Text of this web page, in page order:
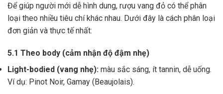
Để giúp người mới dễ hình dung, rượu vang đỏ có thể phân
loại theo nhiều tiêu chí khác nhau. Dưới đây là cách phân loại
đơn giản và thực tế nhất:
5.1 Theo body (cảm nhận độ đậm nhẹ)
Light-bodied (vang nhẹ): màu sắc sáng, ít tannin, dễ uống.
Ví dụ: Pinot Noir, Gamay (Beaujolais).